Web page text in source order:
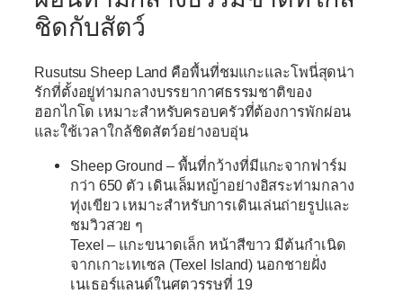
ชิดกับสัตว์
Rusutsu Sheep Land คือพื้นที่ชมแกะและโพนี่สุดน่า
รักที่ตั้งอยู่ท่ามกลางบรรยากาศธรรมชาติของ
ฮอกไกโด เหมาะสำหรับครอบครัวที่ต้องการพักผ่อน
และใช้เวลาใกล้ชิดสัตว์อย่างอบอุ่น
Sheep Ground – พื้นที่กว้างที่มีแกะจากฟาร์ม
กว่า 650 ตัว เดินเล็มหญ้าอย่างอิสระท่ามกลาง
ทุ่งเขียว เหมาะสำหรับการเดินเล่นถ่ายรูปและ
ชมวิวสวย ๆ
Texel – แกะขนาดเล็ก หน้าสีขาว มีต้นกำเนิด
จากเกาะเทเซล (Texel Island) นอกชายฝั่ง
เนเธอร์แลนด์ในศตวรรษที่ 19